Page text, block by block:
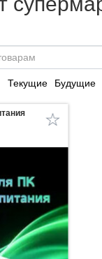
Текущие Будущие